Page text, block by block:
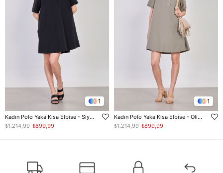
1
Kadın Polo Yaka Kısa Elbise - Siyah
₺899,99
₺1.214,99
1
Kadın Polo Yaka Kısa Elbise - Olive
₺899,99
₺1.214,99